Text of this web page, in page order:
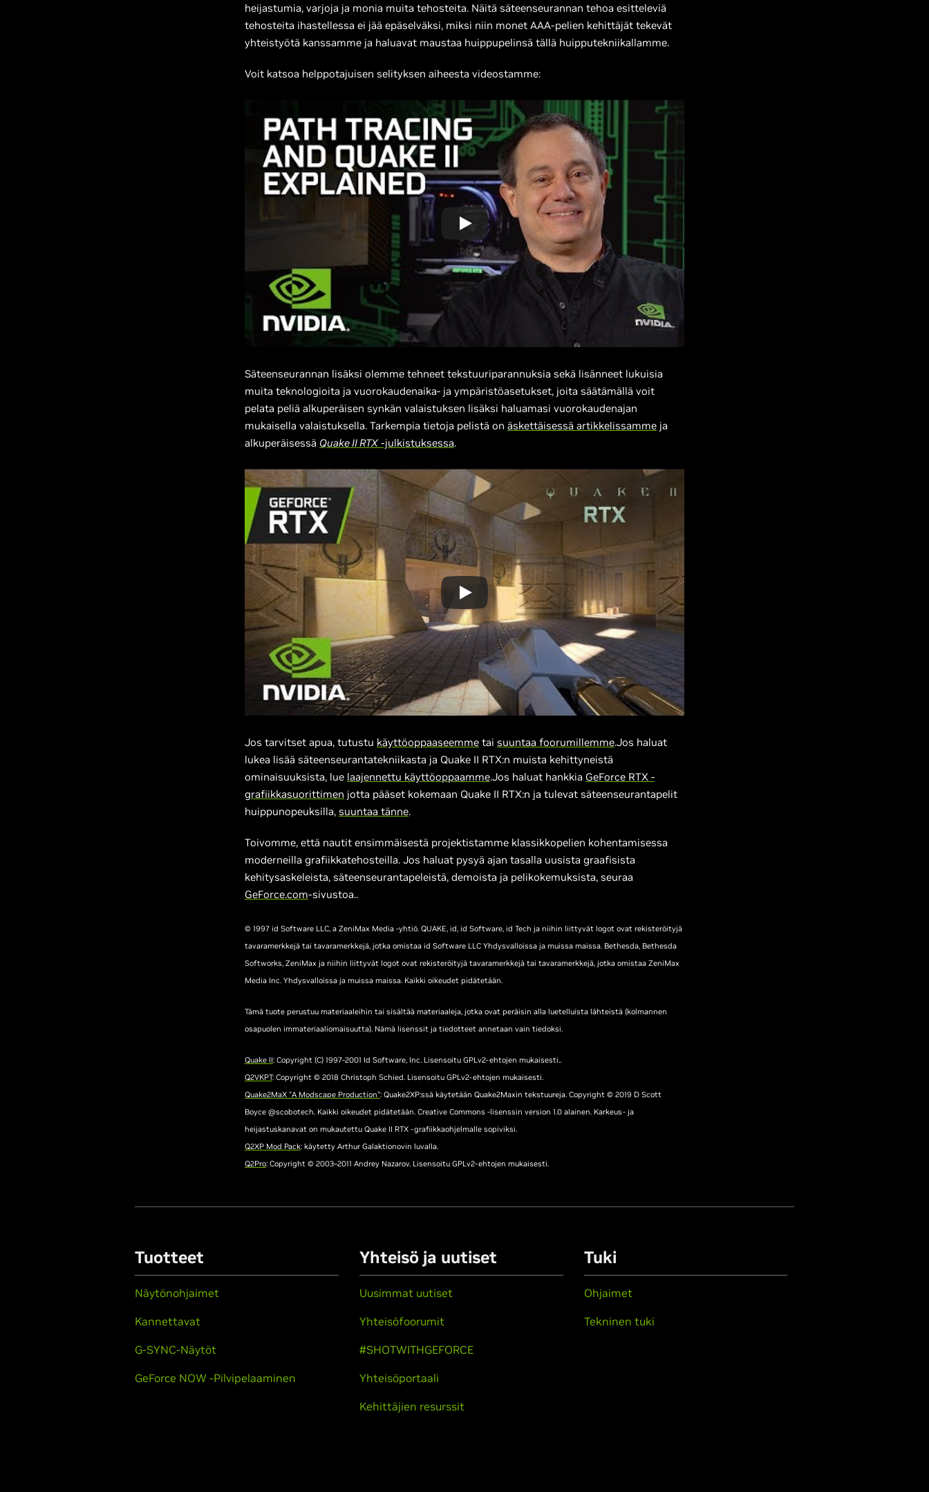
heijastumia, varjoja ja monia muita tehosteita. Näitä säteenseurannan tehoa esitteleviä
tehosteita ihastellessa ei jää epäselväksi, miksi niin monet AAA-pelien kehittäjät tekevät
yhteistyötä kanssamme ja haluavat maustaa huippupelinsä tällä huipputekniikallamme.
Voit katsoa helppotajuisen selityksen aiheesta videostamme:
Säteenseurannan lisäksi olemme tehneet tekstuuriparannuksia sekä lisänneet lukuisia
muita teknologioita ja vuorokaudenaika- ja ympäristöasetukset, joita säätämällä voit
pelata peliä alkuperäisen synkän valaistuksen lisäksi haluamasi vuorokaudenajan
mukaisella valaistuksella. Tarkempia tietoja pelistä on äskettäisessä artikkelissamme ja
alkuperäisessä Quake II RTX-julkistuksessa.
Jos tarvitset apua, tutustu käyttöoppaaseemme tai suuntaa foorumillemme.Jos haluat
lukea lisää säteenseurantatekniikasta ja Quake II RTX:n muista kehittyneistä
ominaisuuksista, lue laajennettu käyttöoppaamme.Jos haluat hankkia GeForce RTX -
grafiikkasuorittimen jotta pääset kokemaan Quake II RTX:n ja tulevat säteenseurantapelit
huippunopeuksilla, suuntaa tänne.
Toivomme, että nautit ensimmäisestä projektistamme klassikkopelien kohentamisessa
moderneilla grafiikkatehosteilla. Jos haluat pysyä ajan tasalla uusista graafisista
kehitysaskeleista, säteenseurantapeleistä, demoista ja pelikokemuksista, seuraa
GeForce.com-sivustoa..
© 1997 id Software LLC, a ZeniMax Media -yhtiö. QUAKE, id, id Software, id Tech ja niihin liittyvät logot ovat rekisteröityjä
tavaramerkkejä tai tavaramerkkejä, jotka omistaa id Software LLC Yhdysvalloissa ja muissa maissa. Bethesda, Bethesda
Softworks, ZeniMax ja niihin liittyvät logot ovat rekisteröityjä tavaramerkkejä tai tavaramerkkejä, jotka omistaa ZeniMax
Media Inc. Yhdysvalloissa ja muissa maissa. Kaikki oikeudet pidätetään.
Tämä tuote perustuu materiaaleihin tai sisältää materiaaleja, jotka ovat peräisin alla luetelluista lähteistä (kolmannen
osapuolen immateriaaliomaisuutta). Nämä lisenssit ja tiedotteet annetaan vain tiedoksi.
Quake II: Copyright (C) 1997-2001 Id Software, Inc. Lisensoitu GPLv2-ehtojen mukaisesti..
Q2VKPT: Copyright © 2018 Christoph Schied. Lisensoitu GPLv2-ehtojen mukaisesti.
Quake2MaX "A Modscape Production": Quake2XP:ssä käytetään Quake2Maxin tekstuureja. Copyright © 2019 D Scott
Boyce @scobotech. Kaikki oikeudet pidätetään. Creative Commons -lisenssin version 1.0 alainen. Karkeus- ja
heijastuskanavat on mukautettu Quake II RTX -grafiikkaohjelmalle sopiviksi.
Q2XP Mod Pack: käytetty Arthur Galaktionovin luvalla.
Q2Pro: Copyright © 2003–2011 Andrey Nazarov. Lisensoitu GPLv2-ehtojen mukaisesti.
Tuotteet
Näytönohjaimet
Kannettavat
G-SYNC-Näytöt
GeForce NOW -Pilvipelaaminen
Yhteisö ja uutiset
Uusimmat uutiset
Yhteisöfoorumit
#SHOTWITHGEFORCE
Yhteisöportaali
Kehittäjien resurssit
Tuki
Ohjaimet
Tekninen tuki